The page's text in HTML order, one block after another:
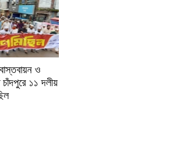
ও
চাঁদপুরে ১১ দলীয়